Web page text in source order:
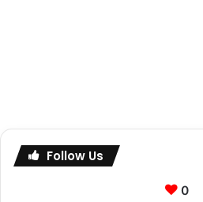
Follow Us
0